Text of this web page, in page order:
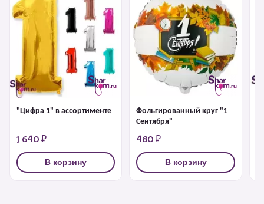
"Цифра 1" в ассортименте
1 640 ₽
В корзину
Фольгированный круг "1
Сентября"
480 ₽
В корзину